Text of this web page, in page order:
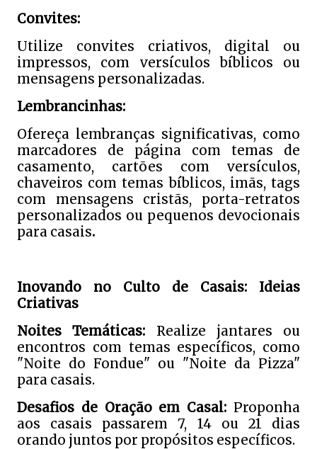
Convites:
Utilize convites criativos, digital ou
impressos, com versículos bíblicos ou
mensagens personalizadas.
Lembrancinhas:
Ofereça lembranças significativas, como
marcadores de página com temas de
casamento, cartões com versículos,
chaveiros com temas bíblicos, imãs, tags
com mensagens cristãs, porta-retratos
personalizados ou pequenos devocionais
para casais.
Inovando no Culto de Casais: Ideias
Criativas
Noites Temáticas: Realize jantares ou
encontros com temas específicos, como
"Noite do Fondue" ou "Noite da Pizza"
para casais.
Desafios de Oração em Casal: Proponha
aos casais passarem 7, 14 ou 21 dias
orando juntos por propósitos específicos.